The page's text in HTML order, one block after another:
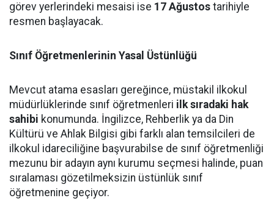
görev yerlerindeki mesaisi ise 17 Ağustos tarihiyle
resmen başlayacak.
Sınıf Öğretmenlerinin Yasal Üstünlüğü
Mevcut atama esasları gereğince, müstakil ilkokul
müdürlüklerinde sınıf öğretmenleri ilk sıradaki hak
sahibi konumunda. İngilizce, Rehberlik ya da Din
Kültürü ve Ahlak Bilgisi gibi farklı alan temsilcileri de
ilkokul idareciliğine başvurabilse de sınıf öğretmenliği
mezunu bir adayın aynı kurumu seçmesi halinde, puan
sıralaması gözetilmeksizin üstünlük sınıf
öğretmenine geçiyor.